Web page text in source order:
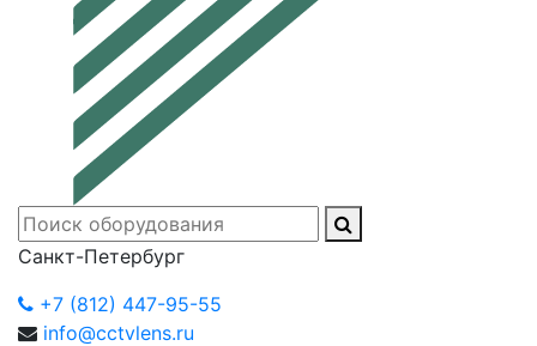
Санкт-Петербург
+7 (812) 447-95-55
info@cctvlens.ru